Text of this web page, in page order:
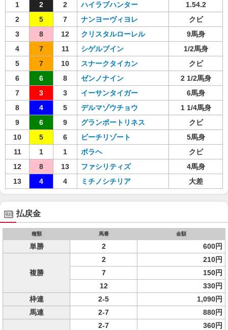
1 2 2 ハイラブハンター
1.54.2
2
5 7 ナンヨーヴィヨレ
クビ
3
8 12 クリスタルローレル
9馬身
4
7 11 シゲルブイン
1/2馬身
5
7 10 スナークタイカン
クビ
6
6 8 ゼンノナイン
2 1/2馬身
7
3 3 イーサンタイガー
6馬身
8
4 5 デルマゾウチョウ
1 1/4馬身
9
6 9 グランポートリネス
クビ
10
5 6 ビーチリゾート
5馬身
11
1 1 ボラヘ
クビ
12
8 13 ファシリティズ
4馬身
13
4 4 ミチノシチリア 大差
払戻金
種類 馬番 金額
単勝 2 600円
複勝
2
210円
7
150円
12
330円
枠連
2-5
1,090円
馬連
2-7 880円
2-7
360円